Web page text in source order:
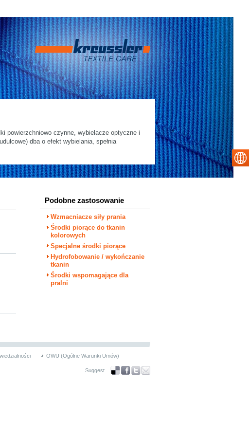
powierzchniowo czynne, wybielacze optyczne i
dba o efekt wybielania, spełnia
Podobne zastosowanie
Wzmacniacze siły prania
Środki piorące do tkanin
kolorowych
Specjalne środki piorące
Hydrofobowanie / wykończanie
tkanin
Środki wspomagające dla
pralni
OWU (Ogólne Warunki Umów)
Suggest